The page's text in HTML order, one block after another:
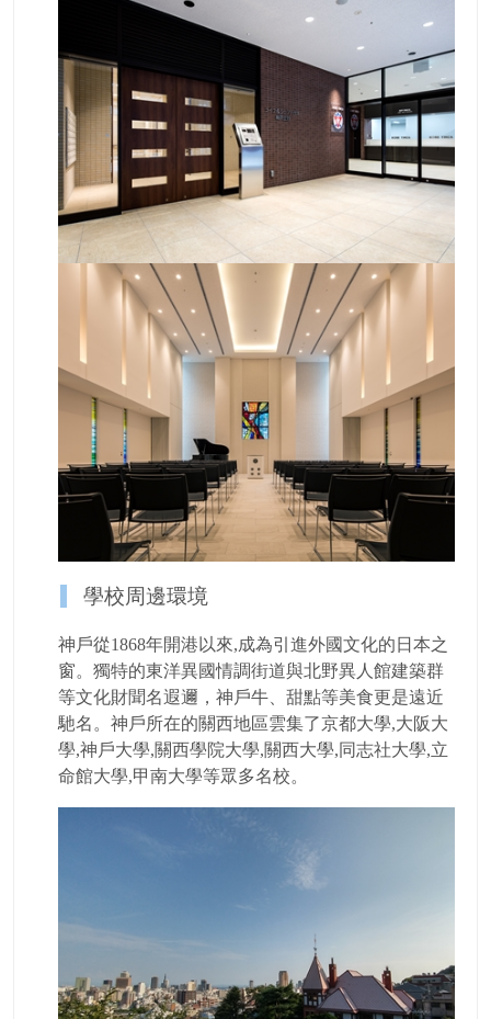
學校周邊環境
神戶從1868年開港以來,成為引進外國文化的日本之
窗。獨特的東洋異國情調街道與北野異人館建築群
等文化財聞名遐邇，神戶牛、甜點等美食更是遠近
馳名。神戶所在的關西地區雲集了京都大學,大阪大
學,神戶大學,關西學院大學,關西大學,同志社大學,立
命館大學,甲南大學等眾多名校。